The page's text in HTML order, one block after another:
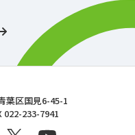
葉区国見6-45-1
233-7941